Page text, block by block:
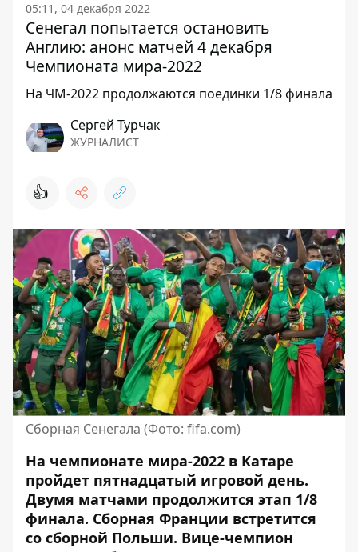
05:11, 04 декабря 2022
Сенегал попытается остановить
Англию: анонс матчей 4 декабря
Чемпионата мира-2022
На ЧМ-2022 продолжаются поединки 1/8 финала
Сергей Турчак
ЖУРНАЛИСТ
👍
Сборная Сенегала (Фото: fifa.com)
На чемпионате мира-2022 в Катаре
пройдет пятнадцатый игровой день.
Двумя матчами продолжится этап 1/8
финала. Сборная Франции встретится
со сборной Польши. Вице-чемпион